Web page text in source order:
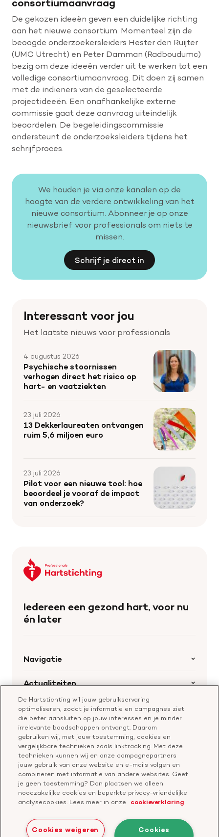
consortiumaanvraag
De gekozen ideeën geven een duidelijke richting
aan het nieuwe consortium. Momenteel zijn de
beoogde onderzoekersleiders Hester den Ruijter
(UMC Utrecht) en Peter Damman (Radboudumc)
bezig om deze ideeën verder uit te werken tot een
volledige consortiumaanvraag. Dit doen zij samen
met de indieners van de geselecteerde
projectideeën. Een onafhankelijke externe
commissie gaat deze aanvraag uiteindelijk
beoordelen. De begeleidingscommissie
ondersteunt de onderzoeksleiders tijdens het
schrijfproces.
We houden je via onze kanalen op de
hoogte van de verdere ontwikkeling van het
nieuwe consortium. Abonneer je op onze
nieuwsbrief voor professionals om niets te
missen.
Schrijf je direct in
Interessant voor jou
Het laatste nieuws voor professionals
4 augustus 2026
Psychische stoornissen
verhogen direct het risico op
hart- en vaatziekten
23 juli 2026
13 Dekkerlaureaten ontvangen
ruim 5,6 miljoen euro
23 juli 2026
Pilot voor een nieuwe tool: hoe
beoordeel je vooraf de impact
van onderzoek?
Keer
terug
homepage
Iedereen een gezond hart, voor nu
én later
Navigatie
Samenwerking en financiering
Onze missie
Actualiteiten
Nieuws
Nieuwsbrief voor professionals
Hartstichting.nl
Publiekswebsite Hartstichting.nl
Over de Hartstichting
Jaarverslag
Contact
Contactgegevens
Doneer Cavaris
Bezoek
onze
De Hartstichting wil jouw gebruikservaring
optimaliseren, zodat je informatie en campagnes ziet
die beter aansluiten op jouw interesses en je minder
irrelevante boodschappen ontvangt. Daarom
gebruiken wij, met jouw toestemming, cookies en
vergelijkbare technieken zoals linktracking. Met deze
technieken kunnen wij en onze campagnepartners
jouw gebruik van onze website en e-mails volgen en
combineren met informatie van andere websites. Geef
je geen toestemming? Dan plaatsen we alleen
noodzakelijke cookies en beperkte privacy-vriendelijke
analysecookies. Lees meer in onze
cookieverklaring
Cookies
Cookies weigeren